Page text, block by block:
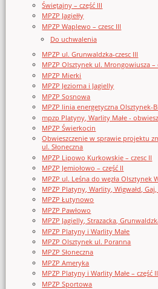
Świętajny – część III
MPZP Jagiełły
MPZP Waplewo – czesc III
Do uchwalenia
MPZP ul. Grunwaldzka-czesc III
MPZP Olsztynek ul. Mrongowiusza –
MPZP Mierki
MPZP Jeziorna i Jagielly
MPZP Sosnowa
MPZP linia energetyczna Olsztynek-
mpzp Platyny, Warlity Małe -
MPZP Świerkocin
Obwieszczenie w sprawie projektu
ul. Słoneczna
MPZP Lipowo Kurkowskie – czesc II
MPZP Jemiołowo – część II
MPZP ul. Leśna do węzła Olsztynek
MPZP Platyny, Warlity, Wigwałd,
MPZP Łutynowo
MPZP Pawłowo
MPZP Jagielly, Strazacka,
MPZP Platyny i Warlity Małe
MPZP Olsztynek ul. Poranna
MPZP Słoneczna
MPZP Ameryka
MPZP Platyny i Warlity Małe – część II
MPZP Sportowa